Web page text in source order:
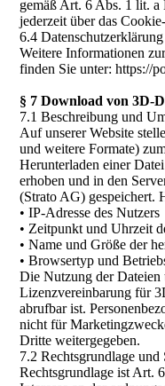
gemäß Art. 6 Abs. 1 lit.
jederzeit über das
6.4
Weitere Informationen
finden Sie unter: https://
§ 7 Download von 3D-
7.1 Beschreibung und
Auf unserer Website
und weitere Formate)
Herunterladen einer
erhoben und in den
(Strato AG) gespeichert.
• IP-Adresse des Nutzers
• Zeitpunkt und Uhrzeit
• Name und Größe der
• Browsertyp und
Die Nutzung der Dateien
Lizenzvereinbarung für
abrufbar ist.
nicht für
Dritte weitergegeben.
7.2 Rechtsgrundlage und
Rechtsgrundlage ist Art.